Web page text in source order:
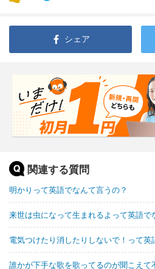
シェア
関連する質問
明かりって英語でなんて言うの？
来世は虫になって生まれるよって英語で
電気つけたり消したりしないで！って英
誰かが下手な歌を歌ってるのが聞こえて